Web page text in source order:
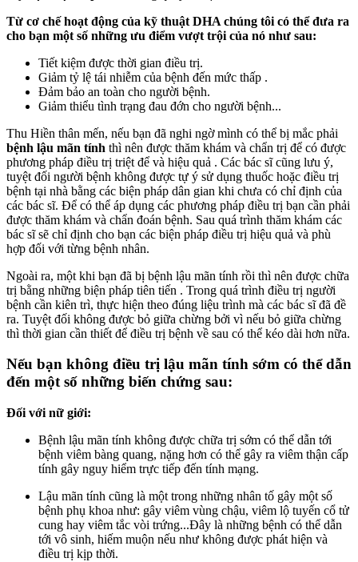
Từ cơ chế hoạt động của kỹ thuật DHA chúng tôi có thể đưa ra
cho bạn một số những ưu điểm vượt trội của nó như sau:
Tiết kiệm được thời gian điều trị.
Giảm tỷ lệ tái nhiễm của bệnh đến mức thấp .
Đảm bảo an toàn cho người bệnh.
Giảm thiểu tình trạng đau đớn cho người bệnh...
Thu Hiền thân mến, nếu bạn đã nghi ngờ mình có thể bị mắc phải
bệnh lậu mãn tính thì nên được thăm khám và chẩn trị để có được
phương pháp điều trị triệt để và hiệu quả . Các bác sĩ cũng lưu ý,
tuyệt đối người bệnh không được tự ý sử dụng thuốc hoặc điều trị
bệnh tại nhà bằng các biện pháp dân gian khi chưa có chỉ định của
các bác sĩ. Để có thể áp dụng các phương pháp điều trị bạn cần phải
được thăm khám và chẩn đoán bệnh. Sau quá trình thăm khám các
bác sĩ sẽ chỉ định cho bạn các biện pháp điều trị hiệu quả và phù
hợp đối với từng bệnh nhân.
Ngoài ra, một khi bạn đã bị bệnh lậu mãn tính rồi thì nên được chữa
trị bằng những biện pháp tiên tiến . Trong quá trình điều trị người
bệnh cần kiên trì, thực hiện theo đúng liệu trình mà các bác sĩ đã đề
ra. Tuyệt đối không được bỏ giữa chừng bởi vì nếu bỏ giữa chừng
thì thời gian cần thiết để điều trị bệnh về sau có thể kéo dài hơn nữa.
Nếu bạn không điều trị lậu mãn tính sớm có thể dẫn
đến một số những biến chứng sau:
Đối với nữ giới:
Bệnh lậu mãn tính không được chữa trị sớm có thể dẫn tới
bệnh viêm bàng quang, nặng hơn có thể gây ra viêm thận cấp
tính gây nguy hiểm trực tiếp đến tính mạng.
Lậu mãn tính cũng là một trong những nhân tố gây một số
bệnh phụ khoa như: gây viêm vùng chậu, viêm lộ tuyến cổ tử
cung hay viêm tắc vòi trứng...Đây là những bệnh có thể dẫn
tới vô sinh, hiếm muộn nếu như không được phát hiện và
điều trị kịp thời.